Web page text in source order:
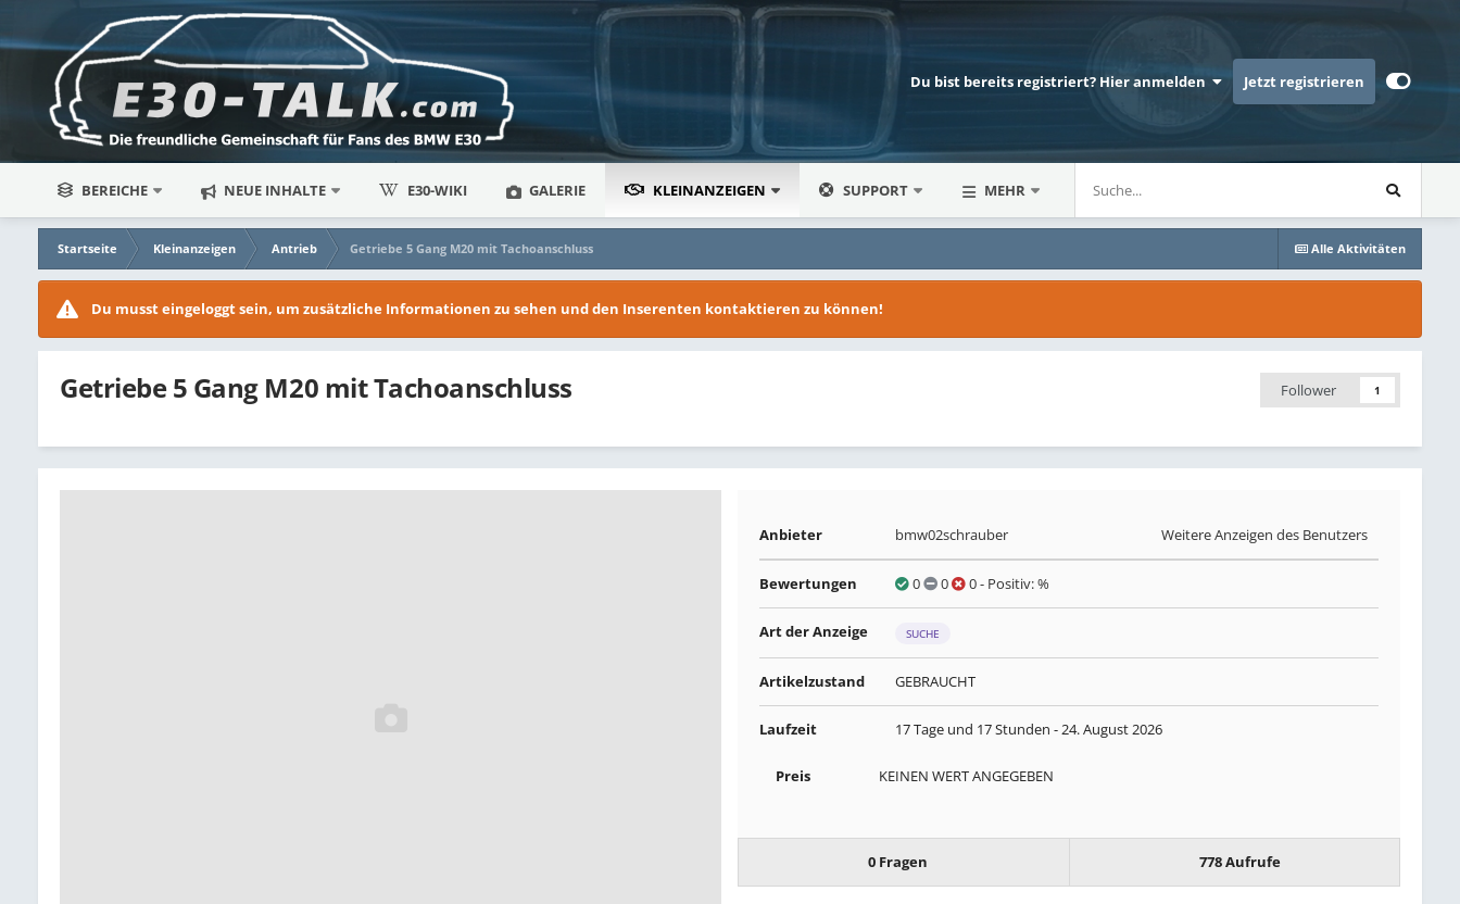
Du bist bereits registriert? Hier anmelden Jetzt registrieren
BEREICHE NEUE INHALTE E30-WIKI GALERIE KLEINANZEIGEN SUPPORT MEHR
Alle Aktivitäten
Startseite Kleinanzeigen Antrieb Getriebe 5 Gang M20 mit Tachoanschluss
Du musst eingeloggt sein, um zusätzliche Informationen zu sehen und den Inserenten kontaktieren zu können!
Follower 1
Getriebe 5 Gang M20 mit Tachoanschluss
Anbieter bmw02schrauber Weitere Anzeigen des Benutzers
Bewertungen 0 0 0- Positiv: %
Art der Anzeige SUCHE
Artikelzustand GEBRAUCHT
Laufzeit 17 Tage und 17 Stunden - 24. August 2026
Preis KEINEN WERT ANGEGEBEN
0 Fragen 778 Aufrufe